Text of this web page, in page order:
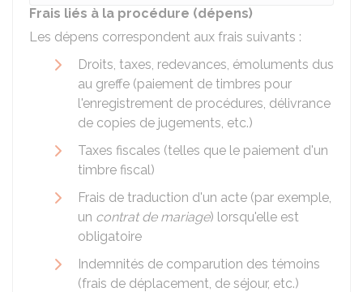
Frais liés à la procédure (dépens)
Les dépens correspondent aux frais suivants :
Droits, taxes, redevances, émoluments dus
au greffe (paiement de timbres pour
l'enregistrement de procédures, délivrance
de copies de jugements, etc.)
Taxes fiscales (telles que le paiement d'un
timbre fiscal)
Frais de traduction d'un acte (par exemple,
un contrat de mariage) lorsqu'elle est
obligatoire
Indemnités de comparution des témoins
(frais de déplacement, de séjour, etc.)